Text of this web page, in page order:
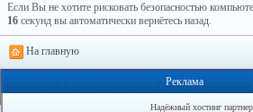
Если Вы не хотите рисковать безопасностью
16 секунд вы автоматически вернётесь назад.
На главную
Реклама
Надёжный хостинг партнер